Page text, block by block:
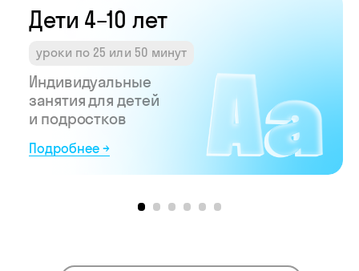
доход в Skyeng
Рассчитать →